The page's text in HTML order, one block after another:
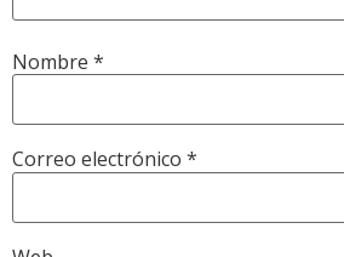
Nombre *
Correo electrónico *